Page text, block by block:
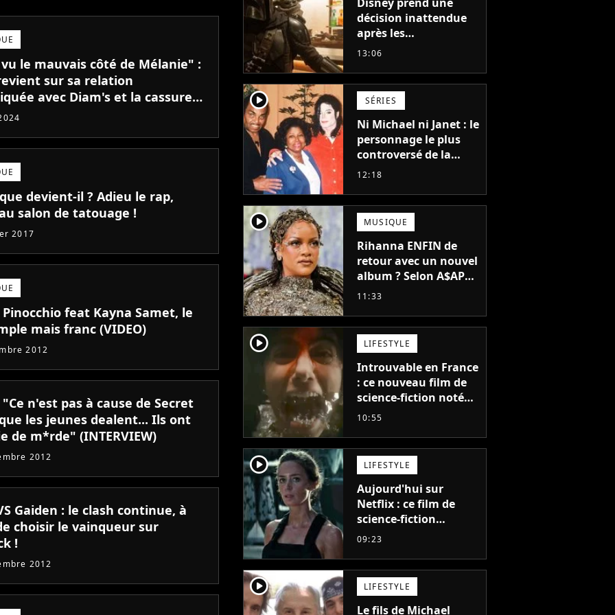
le mauvais côté de Mélanie" :
sur sa relation
avec Diam's et la cassure
devient-il ? Adieu le rap,
salon de tatouage !
2017
Pinocchio feat Kayna Samet, le
mais franc (VIDEO)
2012
n'est pas à cause de Secret
les jeunes dealent... Ils ont
de m*rde" (INTERVIEW)
2012
Gaiden : le clash continue, à
choisir le vainqueur sur
!
2012
décision inattendue
après les
"performances
et The Mandalorian &
Grogu au box-office
13:06
player2 SÉRIES
Ni Michael ni Janet : le
personnage le plus
controversé de la
famille Jackson va
propre série
12:18
player2 MUSIQUE
Rihanna ENFIN de
retour avec un nouvel
album ? Selon A$AP
Rocky, "c'est du
11:33
player2 LIFESTYLE
Introuvable en France
: ce nouveau film de
science-fiction noté
55% est décrit comme
l'année"
10:55
player2 LIFESTYLE
Aujourd'hui sur
Netflix : ce film de
science-fiction
totalement oublié est
meilleurs des années
2010
09:23
player2 LIFESTYLE
Le fils de Michael